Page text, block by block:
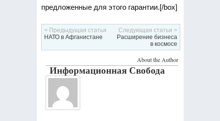
предложенные для этого гарантии.[/box]
< Предыдущая статья
НАТО в Афганистане
Следующая статья >
Расширение бизнеса
в космосе
About the Author
Информационная Свобода